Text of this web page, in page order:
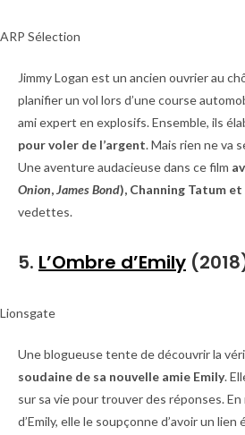
ARP Sélection
Jimmy Logan est un ancien ouvrier au
planifier un vol lors d’une course
ami expert en explosifs. Ensemble, ils
pour voler de l’argent. Mais rien ne va
Une aventure audacieuse dans ce film
Onion,James Bond), Channing Tatum
vedettes.
5. L’Ombre d’Emily
Lionsgate
Une blogueuse tente de découvrir la
soudaine de sa nouvelle amie Emily.
sur sa vie pour trouver des réponses.
d’Emily, elle le soupçonne d’avoir un